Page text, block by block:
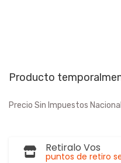
Producto
Precio Sin Impuestos
Retiralo Vos
puntos de retiro